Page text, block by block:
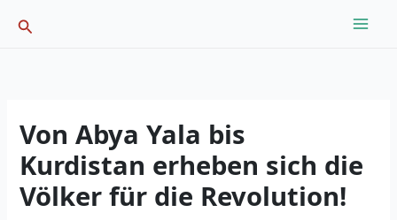
Search
Von Abya Yala bis
Kurdistan erheben sich die
Völker für die Revolution!